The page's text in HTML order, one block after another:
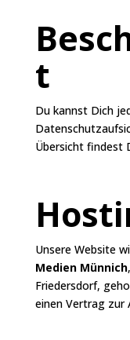
t
Du kannst Dich
Übersicht findest
Unsere Website
Medien Münnich
Friedersdorf,
einen Vertrag zur